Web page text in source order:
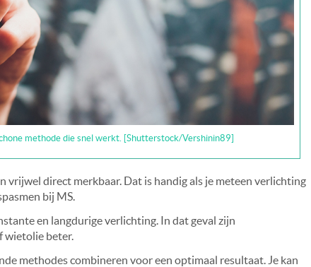
methode die snel werkt. [Shutterstock/Vershinin89]
vrijwel direct merkbaar. Dat is handig als je meteen verlichting
bij MS.
en langdurige verlichting. In dat geval zijn
wietolie beter.
methodes combineren voor een optimaal resultaat. Je kan